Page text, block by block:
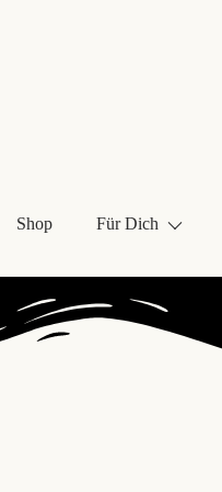
Shop Für Dich